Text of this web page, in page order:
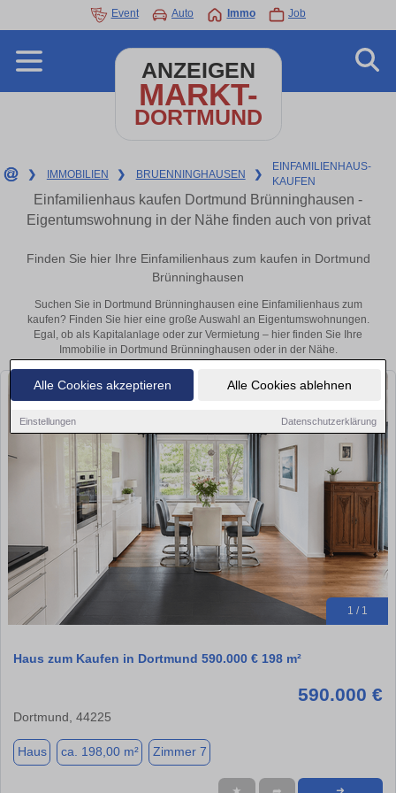
Alle Cookies akzeptieren Alle Cookies ablehnen
Einstellungen Datenschutzerklärung
Event Auto Immo Job
ANZEIGEN
MARKT-
DORTMUND
❯ IMMOBILIEN ❯ BRUENNINGHAUSEN ❯
EINFAMILIENHAUS-
KAUFEN
Einfamilienhaus kaufen Dortmund Brünninghausen -
Eigentumswohnung in der Nähe finden auch von privat
Finden Sie hier Ihre Einfamilienhaus zum kaufen in Dortmund
Brünninghausen
Suchen Sie in Dortmund Brünninghausen eine Einfamilienhaus zum
kaufen? Finden Sie hier eine große Auswahl an Eigentumswohnungen.
Egal, ob als Kapitalanlage oder zur Vermietung – hier finden Sie Ihre
Immobilie in Dortmund Brünninghausen oder in der Nähe.
1 / 1
Haus zum Kaufen in Dortmund 590.000 € 198 m²
590.000 €
Dortmund, 44225
Haus ca. 198,00 m² Zimmer 7